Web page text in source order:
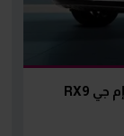
بسعر 1.9 مليون جنيه.. المواصفات الكاملة لـ إم جي RX9